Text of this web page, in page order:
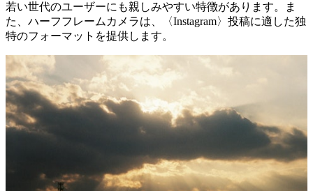
若い世代のユーザーにも親しみやすい特徴があります。ま
た、ハーフフレームカメラは、〈Instagram〉投稿に適した独
特のフォーマットを提供します。